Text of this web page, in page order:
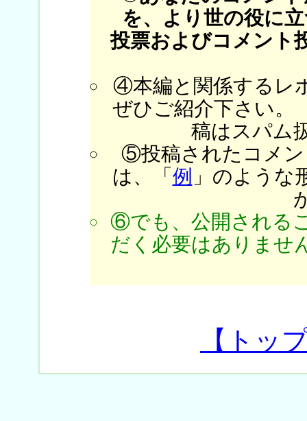
を、より世の役に
投票およびコメント
④本編と関係するレ
ぜひご紹介下さい。
稿はスパム
⑤投稿されたコメン
は、「 例 」のような
⑥でも、公開される
だく必要はありませ
【トッ